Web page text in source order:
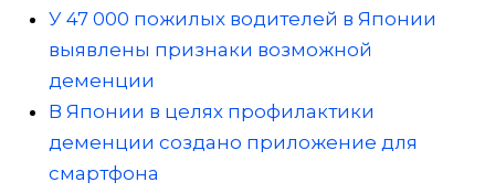
У 47 000 пожилых водителей в Японии
выявлены признаки возможной
деменции
В Японии в целях профилактики
деменции создано приложение для
смартфона